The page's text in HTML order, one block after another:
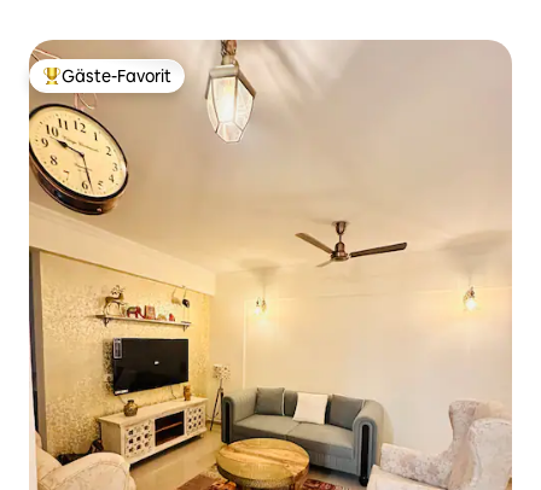
Beliebter Gäste-Favorit.
Gäste-Favorit